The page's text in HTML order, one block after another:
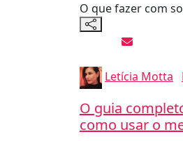
O que fazer com
Letícia Motta
O guia
como usar o